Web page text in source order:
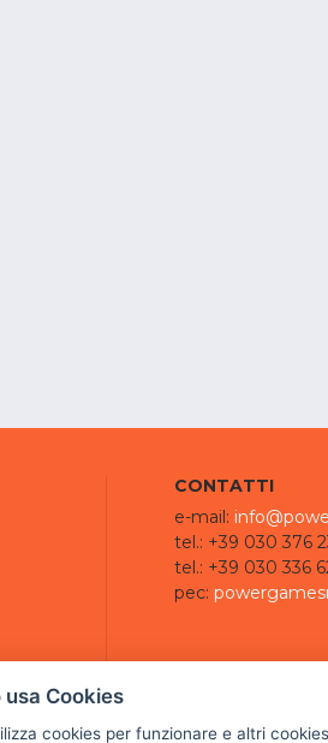
CONTATTI
e-mail:
tel.: +39 030 376
tel.: +39 030 336
pec:
usa Cookies
cookies per funzionare e altri